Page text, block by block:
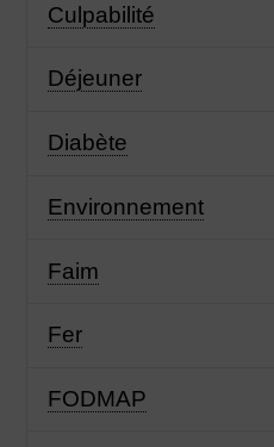
Culpabilité
Déjeuner
Diabète
Environnement
Faim
Fer
FODMAP